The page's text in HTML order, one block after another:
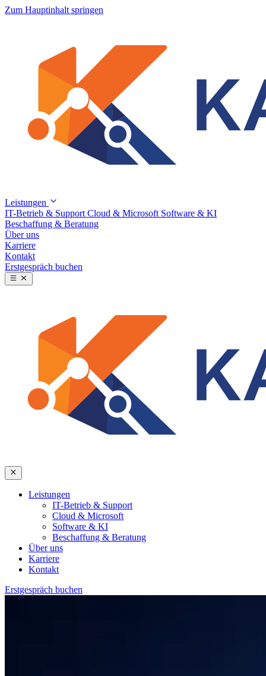
Zum Hauptinhalt springen
Leistungen
IT-Betrieb & Support Cloud & Microsoft Software & KI
Beschaffung & Beratung
Über uns
Karriere
Kontakt
Erstgespräch buchen
Leistungen
IT-Betrieb & Support
Cloud & Microsoft
Software & KI
Beschaffung & Beratung
Über uns
Karriere
Kontakt
Erstgespräch buchen